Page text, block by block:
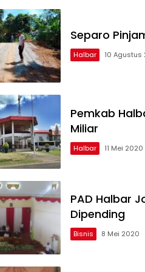
Separo
Halbar 10 Agustus
Pemkab
Miliar
Halbar 11 Mei 2020
PAD Halbar
Dipending
Bisnis 8 Mei 2020